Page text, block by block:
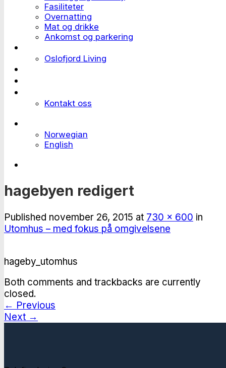
Fasiliteter
Overnatting
Mat og drikke
Ankomst og parkering
Oslofjord Living
Kontakt oss
Norwegian
English
hagebyen redigert
Published november 26, 2015 at 730 × 600 in
Utomhus – med fokus på omgivelsene
hageby_utomhus
Both comments and trackbacks are currently
closed.
← Previous
Next →